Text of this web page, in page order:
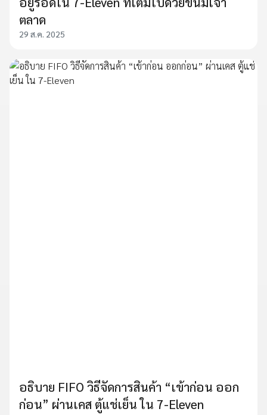
ตลาด
29 ส.ค. 2025
อธิบาย FIFO วิธีจัดการสินค้า “เข้าก่อน ออก
ก่อน” ผ่านเคส ตู้แช่เย็น ใน 7-Eleven